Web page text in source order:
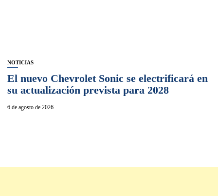
NOTICIAS
El nuevo Chevrolet Sonic se electrificará en
su actualización prevista para 2028
6 de agosto de 2026